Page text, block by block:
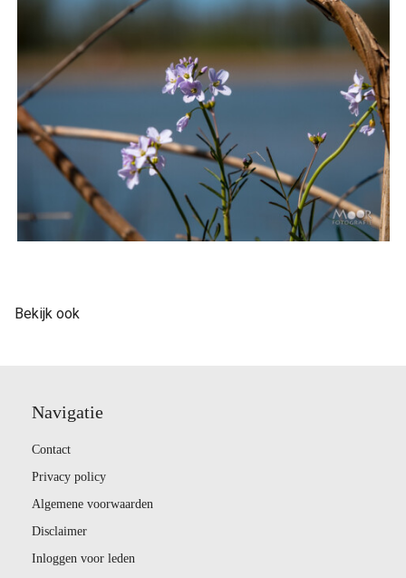
Bekijk ook
Navigatie
Contact
Privacy policy
Algemene voorwaarden
Disclaimer
Inloggen voor leden